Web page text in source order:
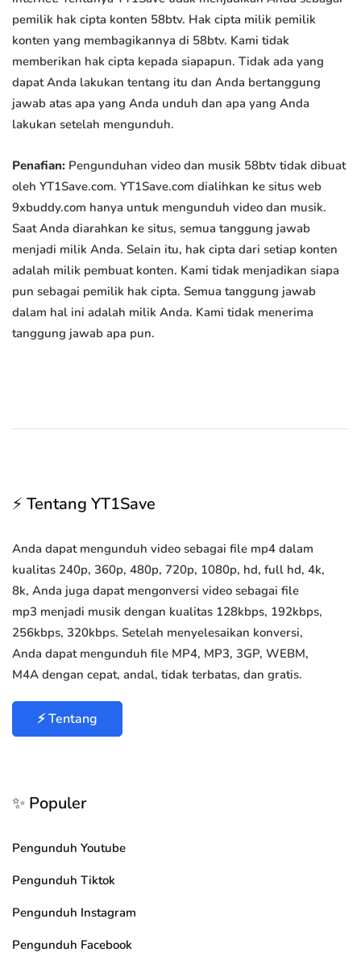
pemilik hak cipta konten 58btv. Hak cipta milik pemilik
konten yang membagikannya di 58btv. Kami tidak
memberikan hak cipta kepada siapapun. Tidak ada yang
dapat Anda lakukan tentang itu dan Anda bertanggung
jawab atas apa yang Anda unduh dan apa yang Anda
lakukan setelah mengunduh.
Penafian: Pengunduhan video dan musik 58btv tidak dibuat
oleh YT1Save.com. YT1Save.com dialihkan ke situs web
9xbuddy.com hanya untuk mengunduh video dan musik.
Saat Anda diarahkan ke situs, semua tanggung jawab
menjadi milik Anda. Selain itu, hak cipta dari setiap konten
adalah milik pembuat konten. Kami tidak menjadikan siapa
pun sebagai pemilik hak cipta. Semua tanggung jawab
dalam hal ini adalah milik Anda. Kami tidak menerima
tanggung jawab apa pun.
⚡ Tentang YT1Save
Anda dapat mengunduh video sebagai file mp4 dalam
kualitas 240p, 360p, 480p, 720p, 1080p, hd, full hd, 4k,
8k, Anda juga dapat mengonversi video sebagai file
mp3 menjadi musik dengan kualitas 128kbps, 192kbps,
256kbps, 320kbps. Setelah menyelesaikan konversi,
Anda dapat mengunduh file MP4, MP3, 3GP, WEBM,
M4A dengan cepat, andal, tidak terbatas, dan gratis.
⚡ Tentang
✨ Populer
Pengunduh Youtube
Pengunduh Tiktok
Pengunduh Instagram
Pengunduh Facebook